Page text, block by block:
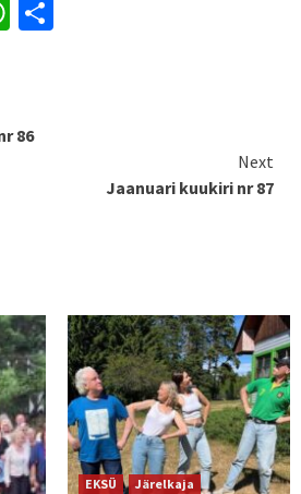
WhatsApp
86
Next
Jaanuari kuukiri nr 87
EKSÜ
Järelkaja